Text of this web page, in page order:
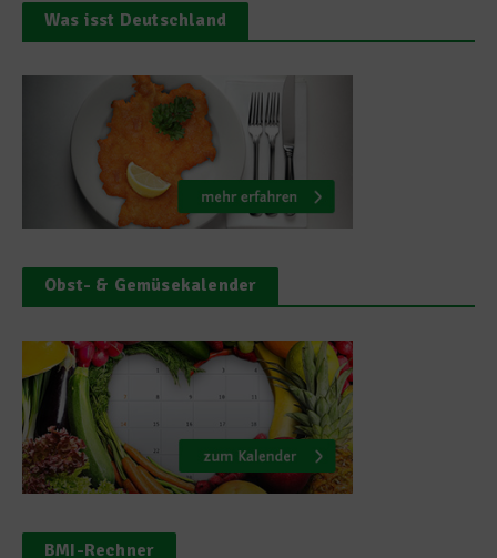
Was isst Deutschland
Obst- & Gemüsekalender
BMI-Rechner